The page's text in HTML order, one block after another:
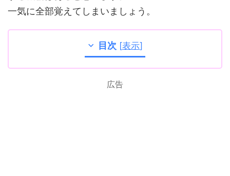
一気に全部覚えてしまいましょう。
目次 [表示]
広告